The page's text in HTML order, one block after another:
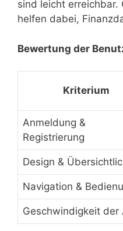
sind leicht erreichbar.
helfen dabei,
Bewertung der
Kriterium
Anmeldung &
Registrierung
Design &
Navigation &
Geschwindigkeit der